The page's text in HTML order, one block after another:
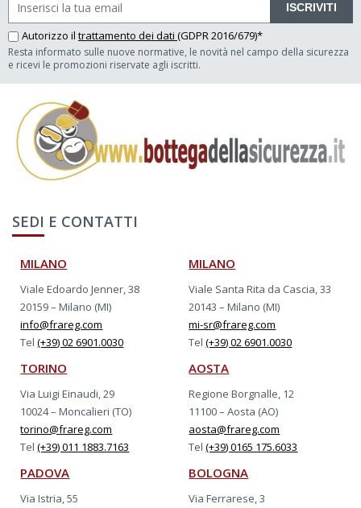
ISCRIVITI
Autorizzo il trattamento dei dati (GDPR 2016/679)*
Resta informato sulle nuove normative, le novità nel campo della sicurezza
e ricevi le promozioni riservate agli iscritti.
SEDI E CONTATTI
MILANO
Viale Edoardo Jenner, 38
20159 – Milano (MI)
info@frareg.com
Tel(+39) 02 6901.0030
MILANO
Viale Santa Rita da Cascia, 33
20143 – Milano (MI)
mi-sr@frareg.com
Tel(+39) 02 6901.0030
TORINO
Via Luigi Einaudi, 29
10024 – Moncalieri (TO)
torino@frareg.com
Tel(+39) 011 1883.7163
AOSTA
Regione Borgnalle, 12
11100 – Aosta (AO)
aosta@frareg.com
Tel(+39) 0165 175.6033
PADOVA
Via Istria, 55
BOLOGNA
Via Ferrarese, 3